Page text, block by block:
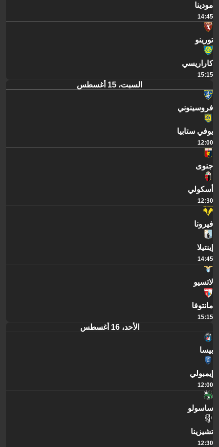
مودينا
14:45
تورينو
كاراريسي
15:15
السبت، 15 أغسطس
فروسينوني
يوفي ستابيا
12:00
جنوى
أسكولي
12:30
فيرونا
إينتيلا
14:45
لاتسيو
مانتوفا
15:15
الأحد، 16 أغسطس
بيسا
إيمبولي
12:00
ساسولو
تشيزينا
12:30